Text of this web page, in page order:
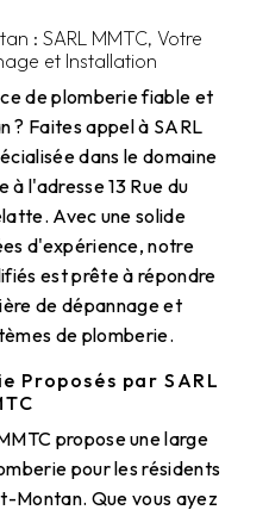
: SARL MMTC, Votre
et Installation
de plomberie fiable et
? Faites appel à SARL
dans le domaine
à l'adresse 13 Rue du
Avec une solide
d'expérience, notre
est prête à répondre
de dépannage et
de plomberie.
Proposés par SARL
propose une large
pour les résidents
Montan. Que vous ayez